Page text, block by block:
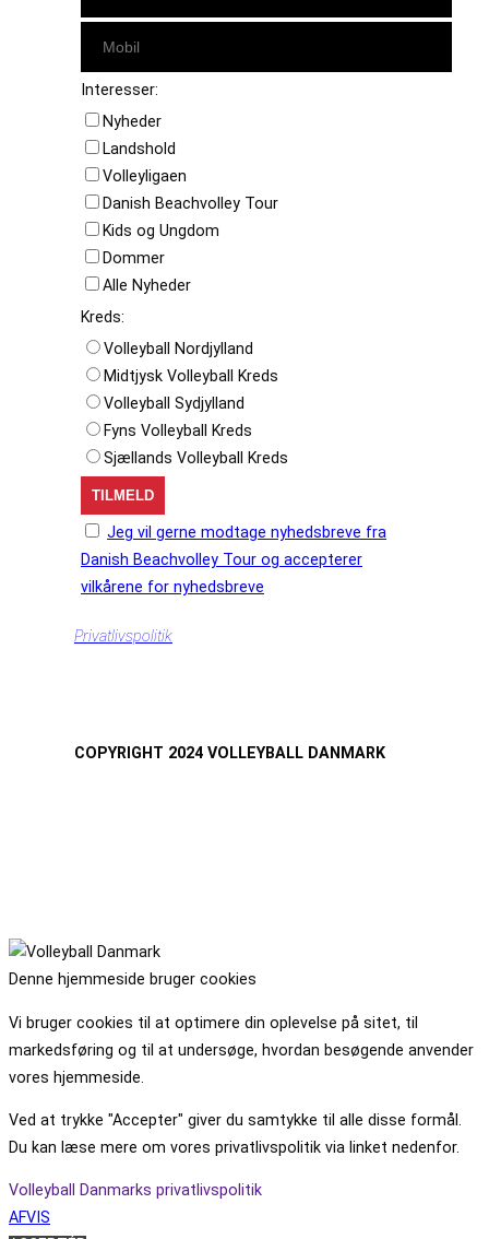
Interesser:
Nyheder
Landshold
Volleyligaen
Danish Beachvolley Tour
Kids og Ungdom
Dommer
Alle Nyheder
Kreds:
Volleyball Nordjylland
Midtjysk Volleyball Kreds
Volleyball Sydjylland
Fyns Volleyball Kreds
Sjællands Volleyball Kreds
Jeg vil gerne modtage nyhedsbreve fra
Danish Beachvolley Tour og accepterer
vilkårene for nyhedsbreve
Privatlivspolitik
COPYRIGHT 2024 VOLLEYBALL DANMARK
Denne hjemmeside bruger cookies
Vi bruger cookies til at optimere din oplevelse på sitet, til
markedsføring og til at undersøge, hvordan besøgende anvender
vores hjemmeside.
Ved at trykke "Accepter" giver du samtykke til alle disse formål.
Du kan læse mere om vores privatlivspolitik via linket nedenfor.
Volleyball Danmarks privatlivspolitik
AFVIS